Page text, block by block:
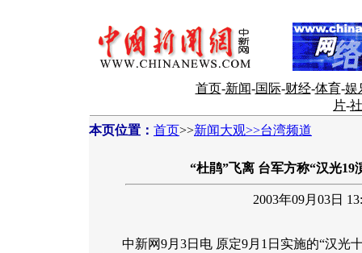
首页-新闻-国际-财经-体育-娱
片-
本页位置： 首页>>新闻大观>>台湾频道
“杜鹃”飞离 台军方称“汉光19
2003年09月03日
中新网9月3日电 原定9月1日实施的“汉光十